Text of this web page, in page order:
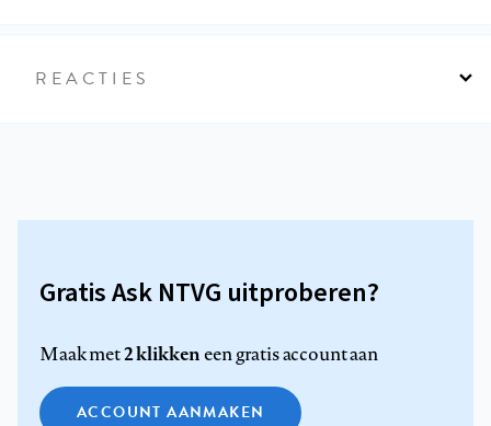
REACTIES
Gratis Ask NTVG uitproberen?
Maak met2 klikkeneen gratis account aan
ACCOUNT AANMAKEN